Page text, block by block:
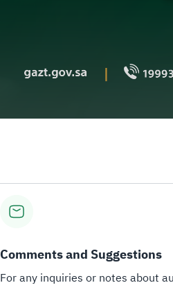
Comments and Suggestions
For any inquiries or notes about